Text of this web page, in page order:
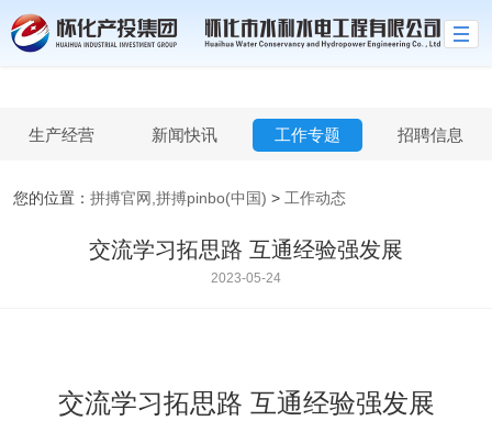
拼搏官网,拼搏pinbo(中国)
生产经营 新闻快讯 工作专题 招聘信息
您的位置： 拼搏官网,拼搏pinbo(中国) > 工作动态
交流学习拓思路 互通经验强发展
2023-05-24
交流学习拓思路 互通经验强发展